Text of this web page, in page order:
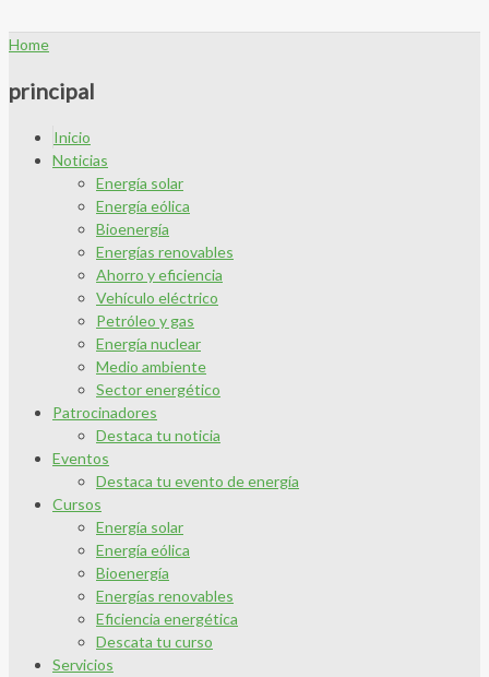
Home
principal
Inicio
Noticias
Energía solar
Energía eólica
Bioenergía
Energías renovables
Ahorro y eficiencia
Vehículo eléctrico
Petróleo y gas
Energía nuclear
Medio ambiente
Sector energético
Patrocinadores
Destaca tu noticia
Eventos
Destaca tu evento de energía
Cursos
Energía solar
Energía eólica
Bioenergía
Energías renovables
Eficiencia energética
Descata tu curso
Servicios